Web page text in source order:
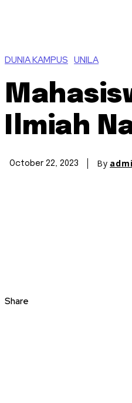
DUNIA KAMPUS UNILA
Ilmiah
October 22, 2023 By
Share